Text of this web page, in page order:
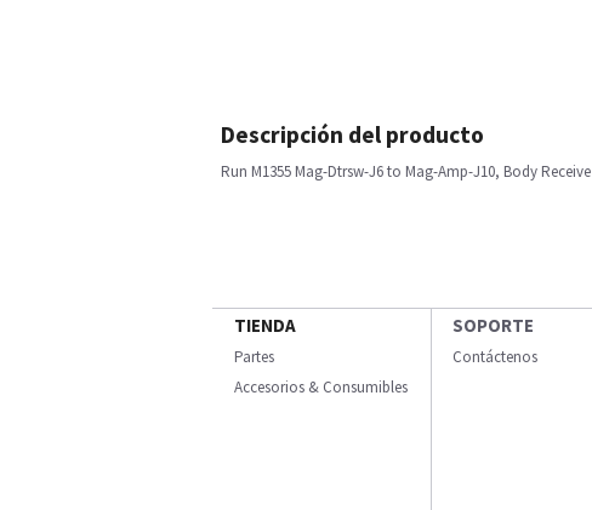
Descripción del producto
Run M1355 Mag-Dtrsw-J6 to Mag-Amp-J10, Body Receive
TIENDA
Partes
Accesorios & Consumibles
SOPORTE
Contáctenos